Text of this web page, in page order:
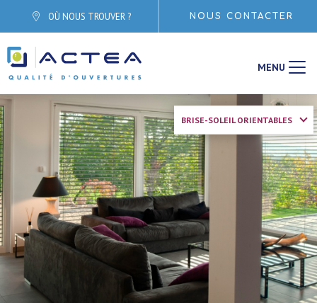
Aller directement à la navigation
OÙ NOUS TROUVER ? NOUS CONTACTER
MENU
BRISE-SOLEIL ORIENTABLES